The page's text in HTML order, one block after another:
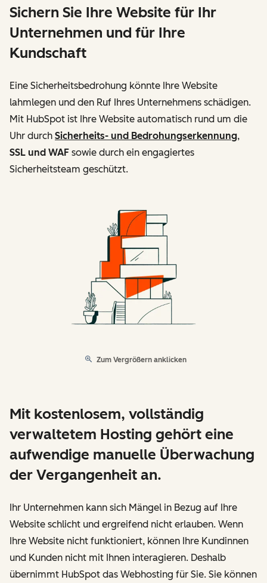
Sichern Sie Ihre Website für Ihr
Unternehmen und für Ihre
Kundschaft
Eine Sicherheitsbedrohung könnte Ihre Website
lahmlegen und den Ruf Ihres Unternehmens schädigen.
Mit HubSpot ist Ihre Website automatisch rund um die
Uhr durch Sicherheits- und Bedrohungserkennung,
SSL und WAF sowie durch ein engagiertes
Sicherheitsteam geschützt.
Zum Vergrößern anklicken
Mit kostenlosem, vollständig
verwaltetem Hosting gehört eine
aufwendige manuelle Überwachung
der Vergangenheit an.
Ihr Unternehmen kann sich Mängel in Bezug auf Ihre
Website schlicht und ergreifend nicht erlauben. Wenn
Ihre Website nicht funktioniert, können Ihre Kundinnen
und Kunden nicht mit Ihnen interagieren. Deshalb
übernimmt HubSpot das Webhosting für Sie. Sie können